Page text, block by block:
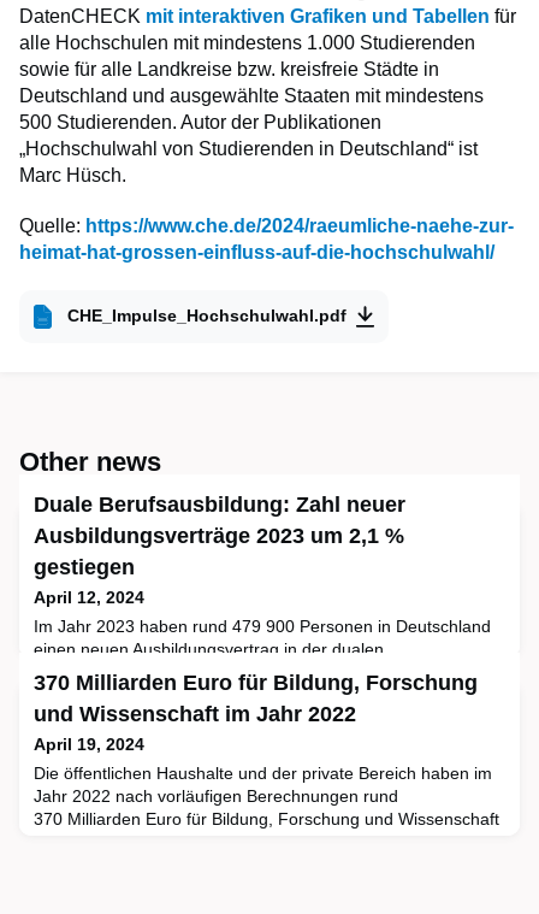
DatenCHECK mit interaktiven Grafiken und Tabellen für
alle Hochschulen mit mindestens 1.000 Studierenden
sowie für alle Landkreise bzw. kreisfreie Städte in
Deutschland und ausgewählte Staaten mit mindestens
500 Studierenden. Autor der Publikationen
„Hochschulwahl von Studierenden in Deutschland“ ist
Marc Hüsch.
Quelle: https://www.che.de/2024/raeumliche-naehe-zur-
heimat-hat-grossen-einfluss-auf-die-hochschulwahl/
CHE_Impulse_Hochschulwahl.pdf
Other news
Duale Berufsausbildung: Zahl neuer
Ausbildungsverträge 2023 um 2,1 %
gestiegen
April 12, 2024
Im Jahr 2023 haben rund 479 900 Personen in Deutschland
einen neuen Ausbildungsvertrag in der dualen
Berufsausbildung abgeschlossen. Nach vorläufigen
Ergebnissen des Statistischen Bundesamtes (Destatis) waren
das 2,1 % oder 10 000 mehr als im Jahr 2022 (469 900
Neuverträge). Damit stieg die Zahl der Neuverträge nach
dem starken Einbruch im Corona-Jahr 2020 (463 300) im
dritten Jahr in Folge leicht
370 Milliarden Euro für Bildung, Forschung
und Wissenschaft im Jahr 2022
April 19, 2024
Die öffentlichen Haushalte und der private Bereich haben im
Jahr 2022 nach vorläufigen Berechnungen rund
370 Milliarden Euro für Bildung, Forschung und Wissenschaft